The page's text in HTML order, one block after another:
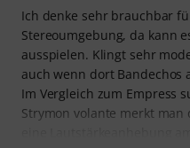
Ich denke sehr brauchbar
Stereoumgebung, da kann
ausspielen. Klingt sehr
auch wenn dort Bandechos
Im Vergleich zum Empress
Strymon volante merkt